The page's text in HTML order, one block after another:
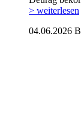
> weiterlesen
04.06.2026